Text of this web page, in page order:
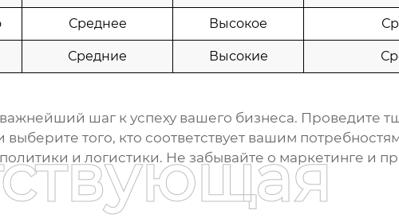
Среднее Высокое
Средние Высокие
шаг к успеху вашего бизнеса. Проведите
того, кто соответствует вашим
и логистики. Не забывайте о маркетинге и